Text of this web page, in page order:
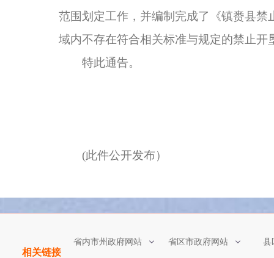
范围划定工作，并编制完成了《镇赉县
域内不存在符合相关标准与规定的禁止开
特此通告。
(此件公开发布）
相关链接
省内市州政府网站 省区市政府网站 县